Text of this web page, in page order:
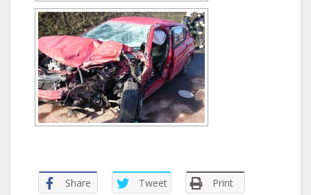
Share Tweet Print